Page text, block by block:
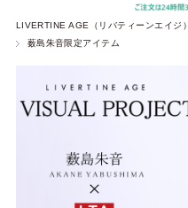
LIVERTINE AGE（リバティーンエイジ）
薮島朱音限定アイテム